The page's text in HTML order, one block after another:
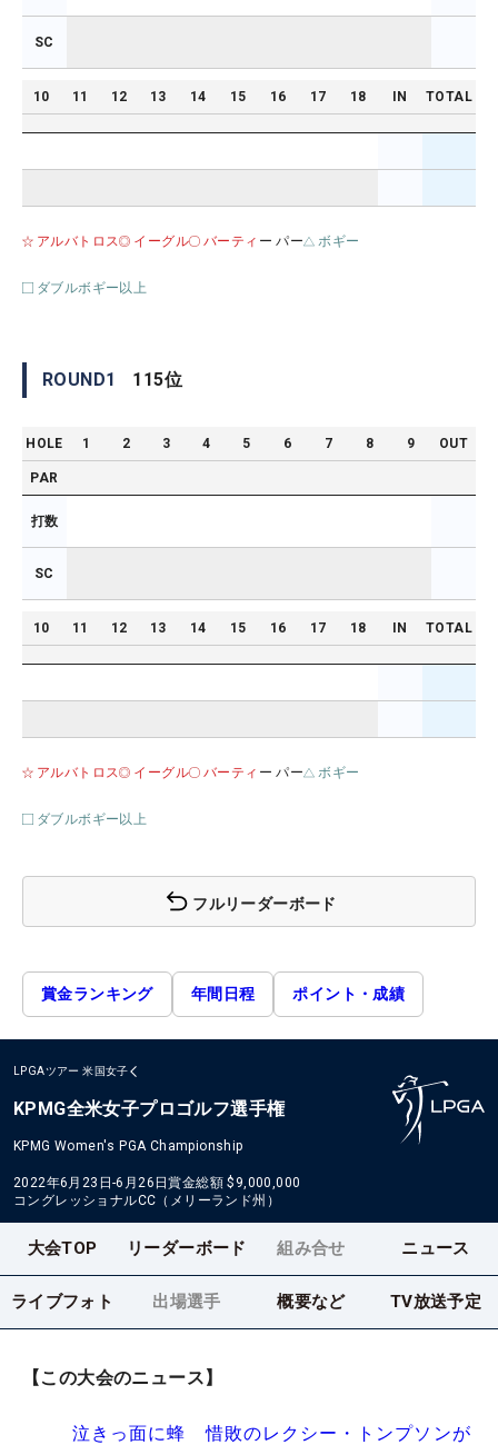
SC
10 11 12 13 14 15 16 17 18 IN TOTAL
アルバトロス イーグル バーティ ー パー ボギー
ダブルボギー以上
ROUND1 115位
HOLE 1 2 3 4 5 6 7 8 9 OUT
PAR
打数
SC
10 11 12 13 14 15 16 17 18 IN TOTAL
アルバトロス イーグル バーティ ー パー ボギー
ダブルボギー以上
フルリーダーボード
賞金ランキング 年間日程 ポイント・成績
LPGAツアー 米国女子
KPMG全米女子プロゴルフ選手権
KPMG Women's PGA Championship
2022年6月23日-6月26日賞金総額 $9,000,000
コングレッショナルCC（メリーランド州）
大会TOP リーダーボード 組み合せ ニュース
ライブフォト 出場選手 概要など TV放送予定
【この大会のニュース】
泣きっ面に蜂 惜敗のレクシー・トンプソンが